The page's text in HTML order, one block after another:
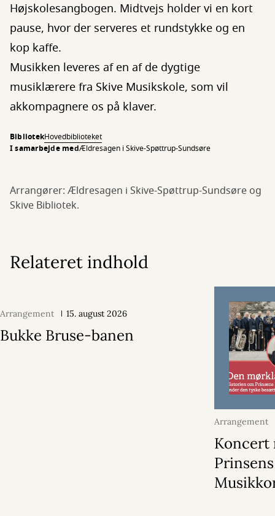
Højskolesangbogen. Midtvejs holder vi en kort
pause, hvor der serveres et rundstykke og en
kop kaffe.
Musikken leveres af en af de dygtige
musiklærere fra Skive Musikskole, som vil
akkompagnere os på klaver.
BibliotekHovedbiblioteket
I samarbejde medÆldresagen i Skive-Spøttrup-Sundsøre
Arrangører: Ældresagen i Skive-Spøttrup-Sundsøre og
Skive Bibliotek.
Relateret indhold
Arrangement 15. august 2026
Bukke Bruse-banen
Arrangement
2026
Koncert
Prinsens